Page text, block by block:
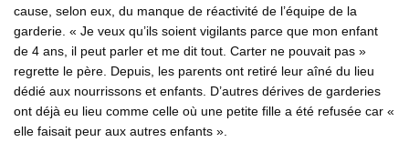
cause, selon eux, du manque de réactivité de l’équipe de la
garderie. « Je veux qu’ils soient vigilants parce que mon enfant
de 4 ans, il peut parler et me dit tout. Carter ne pouvait pas »
regrette le père. Depuis, les parents ont retiré leur aîné du lieu
dédié aux nourrissons et enfants. D’autres dérives de garderies
ont déjà eu lieu comme celle où une petite fille a été refusée car «
elle faisait peur aux autres enfants ».